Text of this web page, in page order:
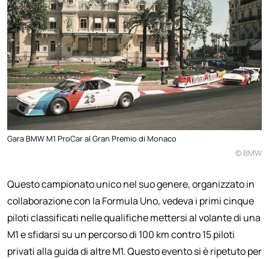
Gara BMW M1 ProCar al Gran Premio di Monaco
© BMW
Questo campionato unico nel suo genere, organizzato in
collaborazione con la Formula Uno, vedeva i primi cinque
piloti classificati nelle qualifiche mettersi al volante di una
M1 e sfidarsi su un percorso di 100 km contro 15 piloti
privati alla guida di altre M1. Questo evento si è ripetuto per